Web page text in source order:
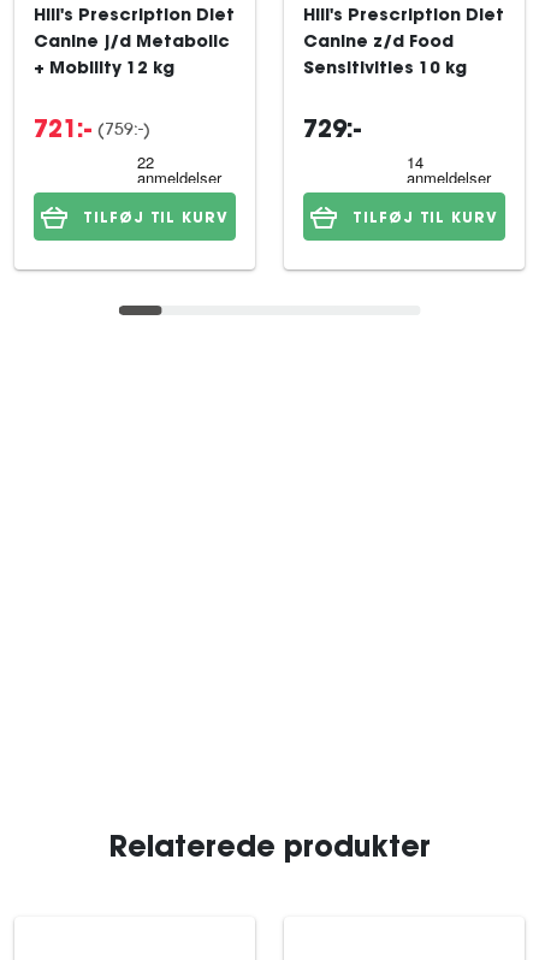
Hill's Prescription Diet
Canine j/d Metabolic
+ Mobility 12 kg
721:- (759:-)
TILFØJ TIL KURV
Hill's Prescription Diet
Canine z/d Food
Sensitivities 10 kg
729:-
TILFØJ TIL KURV
Relaterede produkter